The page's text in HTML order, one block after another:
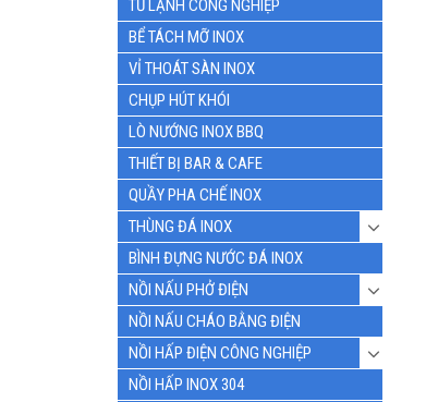
TỦ LẠNH CÔNG NGHIỆP
BỂ TÁCH MỠ INOX
VỈ THOÁT SÀN INOX
CHỤP HÚT KHÓI
LÒ NƯỚNG INOX BBQ
THIẾT BỊ BAR & CAFE
QUẦY PHA CHẾ INOX
THÙNG ĐÁ INOX
BÌNH ĐỰNG NƯỚC ĐÁ INOX
NỒI NẤU PHỞ ĐIỆN
NỒI NẤU CHÁO BẰNG ĐIỆN
NỒI HẤP ĐIỆN CÔNG NGHIỆP
NỒI HẤP INOX 304